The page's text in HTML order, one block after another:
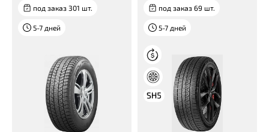
под заказ 301 шт.
5-7 дней
под заказ 69 шт.
5-7 дней